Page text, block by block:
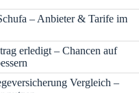
– Anbieter & Tarife im
erledigt – Chancen auf
Vergleich –